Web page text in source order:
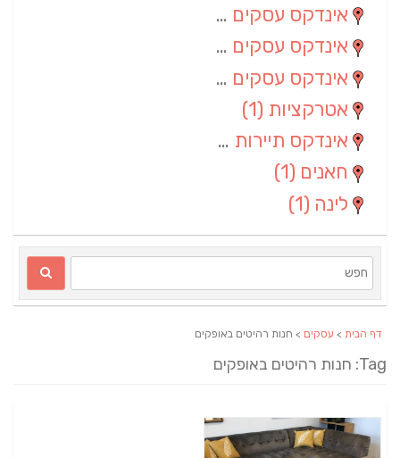
אינדקס עסקים מרחבי
אינדקס עסקים מקומי
אינדקס עסקים ארצי
אטרקציות (1)
אינדקס תיירות ארצי
חאנים(1)
לינה(1)
דף הבית>עסקים> חנות רהיטים באופקים
Tag: חנות רהיטים באופקים